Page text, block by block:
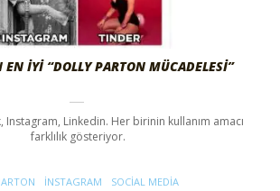
İYI “DOLLY PARTON MÜCADELESI”
Linkedin. Her birinin kullanım amacı
farklılık gösteriyor.
INSTAGRAM
SOCIAL MEDIA